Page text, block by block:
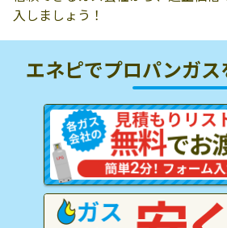
入しましょう！
エネピでプロパンガス